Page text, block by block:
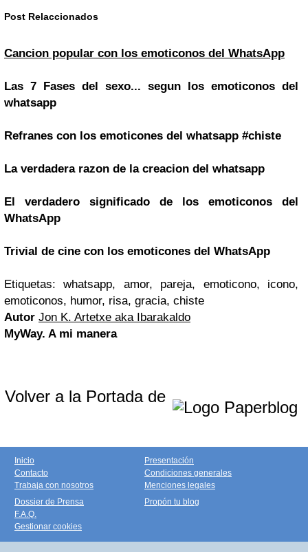
Post Relaccionados
Cancion popular con los emoticonos del WhatsApp
Las 7 Fases del sexo... segun los emoticonos del
whatsapp
Refranes con los emoticones del whatsapp #chiste
La verdadera razon de la creacion del whatsapp
El verdadero significado de los emoticonos del
WhatsApp
Trivial de cine con los emoticones del WhatsApp
Etiquetas: whatsapp, amor, pareja, emoticono, icono,
emoticonos, humor, risa, gracia, chiste
Autor Jon K. Artetxe aka Ibarakaldo
MyWay. A mi manera
Volver a la Portada de
Inicio
Contacto
Trabaja con nosotros
Presentación
Condiciones generales
Menciones legales
Dossier de Prensa
F.A.Q.
Gestionar cookies
Propón tu blog